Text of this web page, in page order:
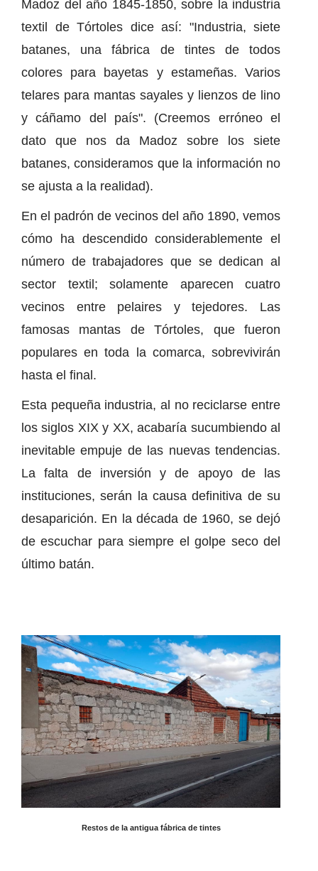
Madoz del año 1845-1850, sobre la industria
textil de Tórtoles dice así: "Industria, siete
batanes, una fábrica de tintes de todos
colores para bayetas y estameñas. Varios
telares para mantas sayales y lienzos de lino
y cáñamo del país". (Creemos erróneo el
dato que nos da Madoz sobre los siete
batanes, consideramos que la información no
se ajusta a la realidad).
En el padrón de vecinos del año 1890, vemos
cómo ha descendido considerablemente el
número de trabajadores que se dedican al
sector textil; solamente aparecen cuatro
vecinos entre pelaires y tejedores. Las
famosas mantas de Tórtoles, que fueron
populares en toda la comarca, sobrevivirán
hasta el final.
Esta pequeña industria, al no reciclarse entre
los siglos XIX y XX, acabaría sucumbiendo al
inevitable empuje de las nuevas tendencias.
La falta de inversión y de apoyo de las
instituciones, serán la causa definitiva de su
desaparición. En la década de 1960, se dejó
de escuchar para siempre el golpe seco del
último batán.
Restos de la antigua fábrica de tintes